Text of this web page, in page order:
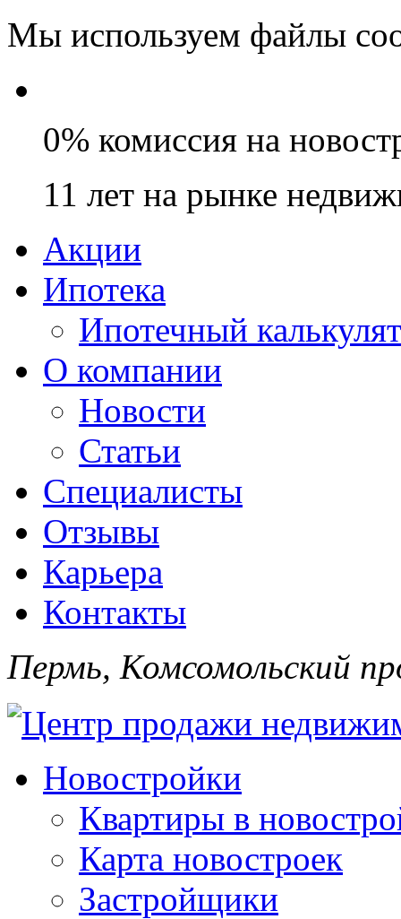
Мы используем файлы
0% комиссия на
11 лет на рынке
Акции
Ипотека
Ипотечный
О компании
Новости
Статьи
Специалисты
Отзывы
Карьера
Контакты
Пермь, Комсомольский
Новостройки
Квартиры в
Карта новостроек
Застройщики